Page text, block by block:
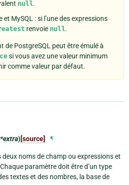
null.
et MySQL : si l’une des expressions
renvoie null.
de PostgreSQL peut être émulé à
si vous avez une valeur minimum
comme valeur par défaut.
)[source] ¶
deux noms de champ ou expressions et
paramètre doit être d’un type
textes et des nombres, la base de